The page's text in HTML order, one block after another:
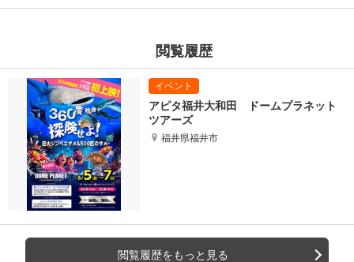
閲覧履歴
アピタ福井大和田 ドームプラネット
ツアーズ
福井県福井市
閲覧履歴をもっと見る